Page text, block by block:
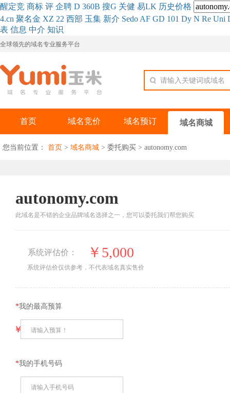
醒定竞 商标 评 企聘 D 360B 搜G 关健 易LK 历史价格
4.cn 聚名金 XZ 22 西部 玉集 新介 Sedo AF GD 101 Dy N Re Uni
表 信息 中介 知识